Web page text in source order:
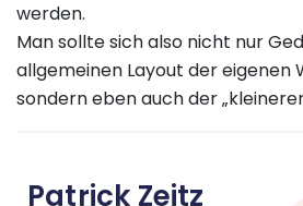
werden.
Man sollte sich also nicht nur
allgemeinen Layout der eigenen
sondern eben auch der
Patrick Zeitz